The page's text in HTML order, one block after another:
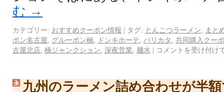
む →
カテゴリー: おすすめクーポン情報 | タグ: とんこつラーメン
まと
ポン名古屋
グルーポン楠 ドンキホーテ バリカタ
共同購入クー
古屋北店 楠ジャンクション 深夜営業 麺水 | コメントを受け付け
九州のラーメン詰め合わせが半